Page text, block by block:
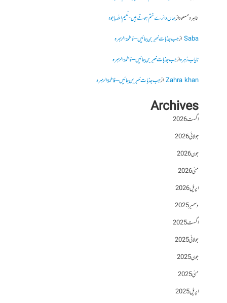
طاہرہ مسعودازجہاں دائرے ختم ہوتے ہیں- نعیم اللہ باجوہ
Sabaازجب جذبات خبر بن جائیں – فاطمۃالزہرہ
نایاب زہرہازجب جذبات خبر بن جائیں – فاطمۃالزہرہ
Zahra khanازجب جذبات خبر بن جائیں – فاطمۃالزہرہ
Archives
اگست 2026
جولائی 2026
جون 2026
مئی 2026
اپریل 2026
دسمبر 2025
اگست 2025
جولائی 2025
جون 2025
مئی 2025
اپریل 2025